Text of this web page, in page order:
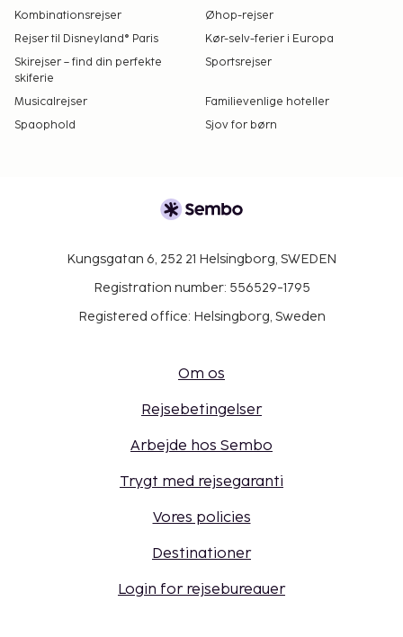
Kombinationsrejser
Øhop-rejser
Rejser til Disneyland® Paris
Kør-selv-ferier i Europa
Skirejser – find din perfekte
skiferie
Sportsrejser
Musicalrejser
Familievenlige hoteller
Spaophold
Sjov for børn
Kungsgatan 6, 252 21 Helsingborg, SWEDEN
Registration number: 556529-1795
Registered office: Helsingborg, Sweden
Om os
Rejsebetingelser
Arbejde hos Sembo
Trygt med rejsegaranti
Vores policies
Destinationer
Login for rejsebureauer